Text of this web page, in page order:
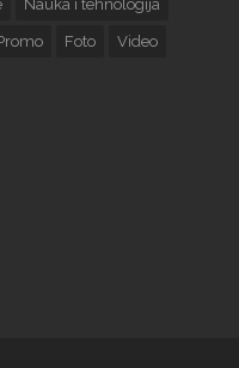
Nauka i tehnologija
Foto Video